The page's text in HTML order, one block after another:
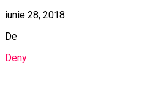
iunie 28, 2018
De
Deny